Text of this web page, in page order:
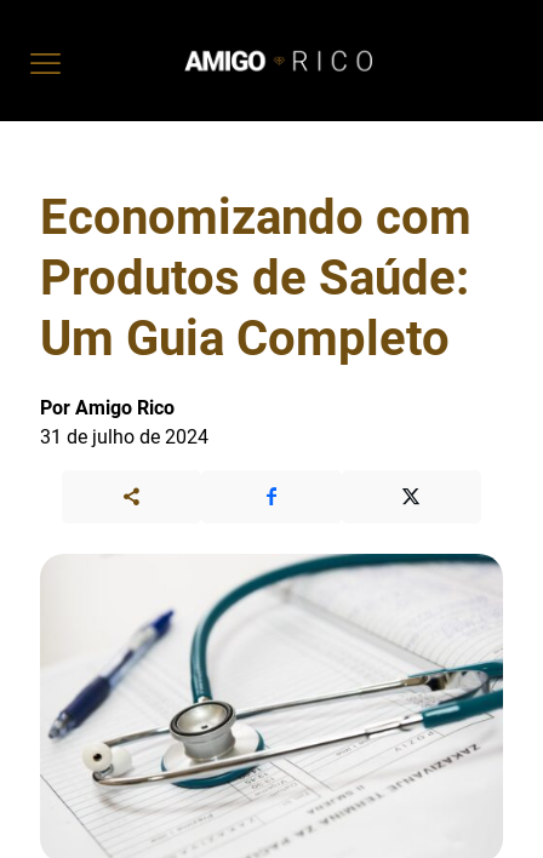
Economizando com
Produtos de Saúde:
Um Guia Completo
Por Amigo Rico
31 de julho de 2024